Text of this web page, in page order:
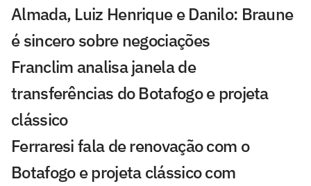
Almada, Luiz Henrique e Danilo: Braune
é sincero sobre negociações
Franclim analisa janela de
transferências do Botafogo e projeta
clássico
Ferraresi fala de renovação com o
Botafogo e projeta clássico com